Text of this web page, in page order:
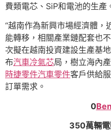
費類電芯、SiP和電池的生產
“越南作為新興市場經濟體，
能轉移，相關產業鏈配套也
次擬在越南投資建設生產基
布汽車冷氣芯局，樹立海內
時捷零件汽車零件客戶供給
訂單需求。
0
350萬輛